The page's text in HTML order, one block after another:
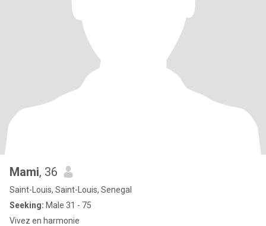
Mami, 36
Saint-Louis, Saint-Louis, Senegal
Seeking: Male 31 - 75
Vivez en harmonie